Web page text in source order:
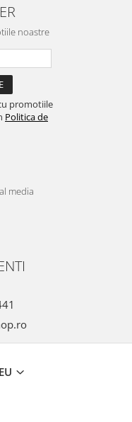
noastre
promotiile
Politica de
media